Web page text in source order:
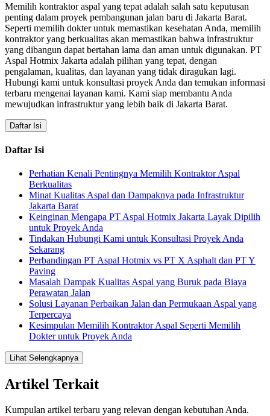
Memilih kontraktor aspal yang tepat adalah salah satu keputusan
penting dalam proyek pembangunan jalan baru di Jakarta Barat.
Seperti memilih dokter untuk memastikan kesehatan Anda, memilih
kontraktor yang berkualitas akan memastikan bahwa infrastruktur
yang dibangun dapat bertahan lama dan aman untuk digunakan. PT
Aspal Hotmix Jakarta adalah pilihan yang tepat, dengan
pengalaman, kualitas, dan layanan yang tidak diragukan lagi.
Hubungi kami untuk konsultasi proyek Anda dan temukan informasi
terbaru mengenai layanan kami. Kami siap membantu Anda
mewujudkan infrastruktur yang lebih baik di Jakarta Barat.
Daftar Isi
Daftar Isi
Perhatian Kenali Pentingnya Memilih Kontraktor Aspal
Berkualitas
Minat Kualitas Aspal dan Dampaknya pada Infrastruktur
Jakarta Barat
Keinginan Mengapa PT Aspal Hotmix Jakarta Layak Dipilih
untuk Proyek Anda
Tindakan Hubungi Kami untuk Konsultasi Proyek Anda
Sekarang
Perbandingan PT Aspal Hotmix vs PT X Asphalt dan PT Y
Paving
Masalah Dampak Kualitas Aspal yang Buruk pada Biaya
Perawatan Jalan
Solusi Layanan Perbaikan Jalan dan Permukaan Aspal yang
Terpercaya
Kesimpulan Memilih Kontraktor Aspal Seperti Memilih
Dokter untuk Proyek Anda
Lihat Selengkapnya
Artikel Terkait
Kumpulan artikel terbaru yang relevan dengan kebutuhan Anda.